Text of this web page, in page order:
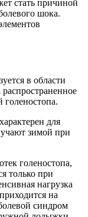
стать причиной
шока.
в области
голеностопа.
для
зимой при
голеностопа,
только при
нагрузка
на
синдром